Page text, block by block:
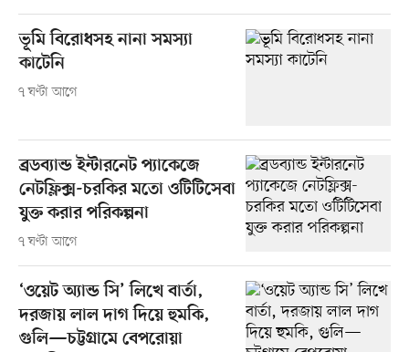
ভূমি বিরোধসহ নানা সমস্যা
কাটেনি
৭ ঘণ্টা আগে
ব্রডব্যান্ড ইন্টারনেট প্যাকেজে
নেটফ্লিক্স-চরকির মতো ওটিটিসেবা
যুক্ত করার পরিকল্পনা
৭ ঘণ্টা আগে
‘ওয়েট অ্যান্ড সি’ লিখে বার্তা,
দরজায় লাল দাগ দিয়ে হুমকি,
গুলি—চট্টগ্রামে বেপরোয়া